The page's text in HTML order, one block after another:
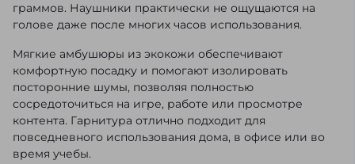
граммов. Наушники практически не ощущаются на
голове даже после многих часов использования.
Мягкие амбушюры из экокожи обеспечивают
комфортную посадку и помогают изолировать
посторонние шумы, позволяя полностью
сосредоточиться на игре, работе или просмотре
контента. Гарнитура отлично подходит для
повседневного использования дома, в офисе или во
время учебы.